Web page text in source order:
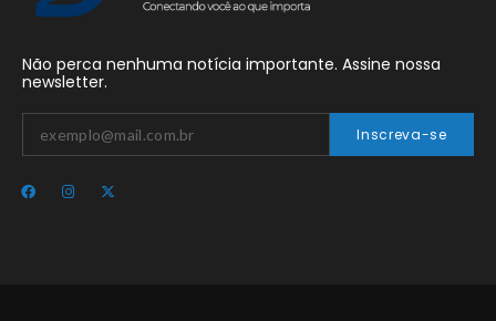
Não perca nenhuma notícia importante. Assine nossa
newsletter.
Inscreva-se